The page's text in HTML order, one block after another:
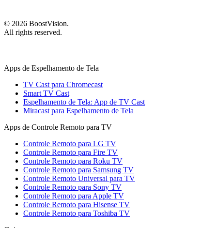
© 2026 BoostVision.
All rights reserved.
Apps de Espelhamento de Tela
TV Cast para Chromecast
Smart TV Cast
Espelhamento de Tela: App de TV Cast
Miracast para Espelhamento de Tela
Apps de Controle Remoto para TV
Controle Remoto para LG TV
Controle Remoto para Fire TV
Controle Remoto para Roku TV
Controle Remoto para Samsung TV
Controle Remoto Universal para TV
Controle Remoto para Sony TV
Controle Remoto para Apple TV
Controle Remoto para Hisense TV
Controle Remoto para Toshiba TV